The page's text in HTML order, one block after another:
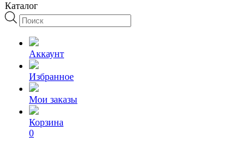
Каталог
Поиск
товаров
Аккаунт
Избранное
Мои заказы
Корзина
0